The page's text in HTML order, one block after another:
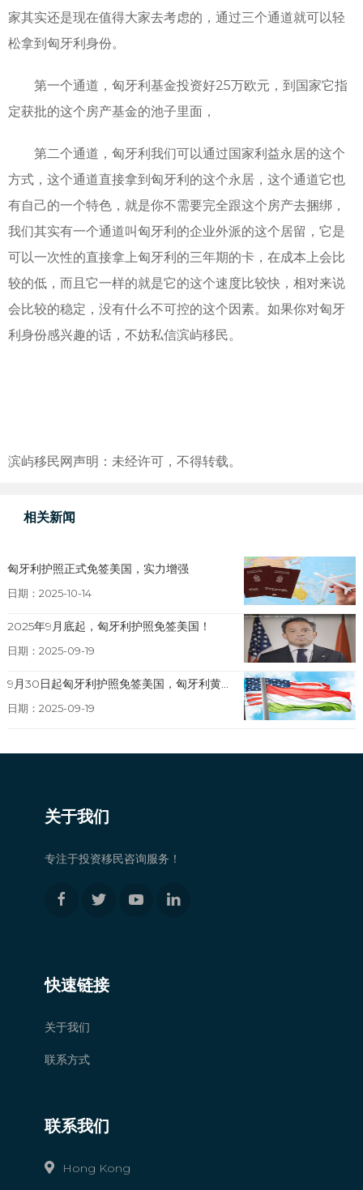
家其实还是现在值得大家去考虑的，通过三个通道就可以轻
松拿到匈牙利身份。
第一个通道，匈牙利基金投资好25万欧元，到国家它指
定获批的这个房产基金的池子里面，
第二个通道，匈牙利我们可以通过国家利益永居的这个
方式，这个通道直接拿到匈牙利的这个永居，这个通道它也
有自己的一个特色，就是你不需要完全跟这个房产去捆绑，
我们其实有一个通道叫匈牙利的企业外派的这个居留，它是
可以一次性的直接拿上匈牙利的三年期的卡，在成本上会比
较的低，而且它一样的就是它的这个速度比较快，相对来说
会比较的稳定，没有什么不可控的这个因素。如果你对匈牙
利身份感兴趣的话，不妨私信滨屿移民。
滨屿移民网声明：未经许可，不得转载。
相关新闻
匈牙利护照正式免签美国，实力增强
日期：2025-10-14
2025年9月底起，匈牙利护照免签美国！
日期：2025-09-19
9月30日起匈牙利护照免签美国，匈牙利黄...
日期：2025-09-19
关于我们
专注于投资移民咨询服务！
快速链接
关于我们
联系方式
联系我们
Hong Kong